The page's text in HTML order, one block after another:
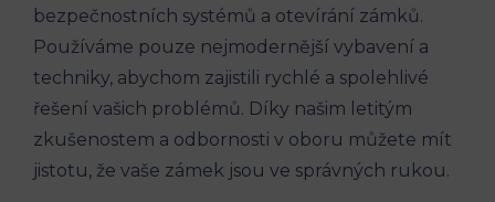
bezpečnostních systémů a otevírání zámků.
Používáme pouze nejmodernější vybavení a
techniky, abychom zajistili rychlé a spolehlivé
řešení vašich problémů. Díky našim letitým
zkušenostem a odbornosti v oboru můžete mít
jistotu, že vaše zámek jsou ve správných rukou.